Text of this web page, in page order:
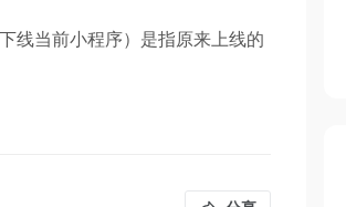
线当前小程序）是指原来上线的